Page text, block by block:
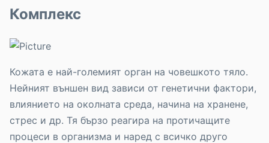
Комплекс
Кожата е най-големият орган на човешкото тяло.
Нейният външен вид зависи от генетични фактори,
влиянието на околната среда, начина на хранене,
стрес и др. Тя бързо реагира на протичащите
процеси в организма и наред с всичко друго